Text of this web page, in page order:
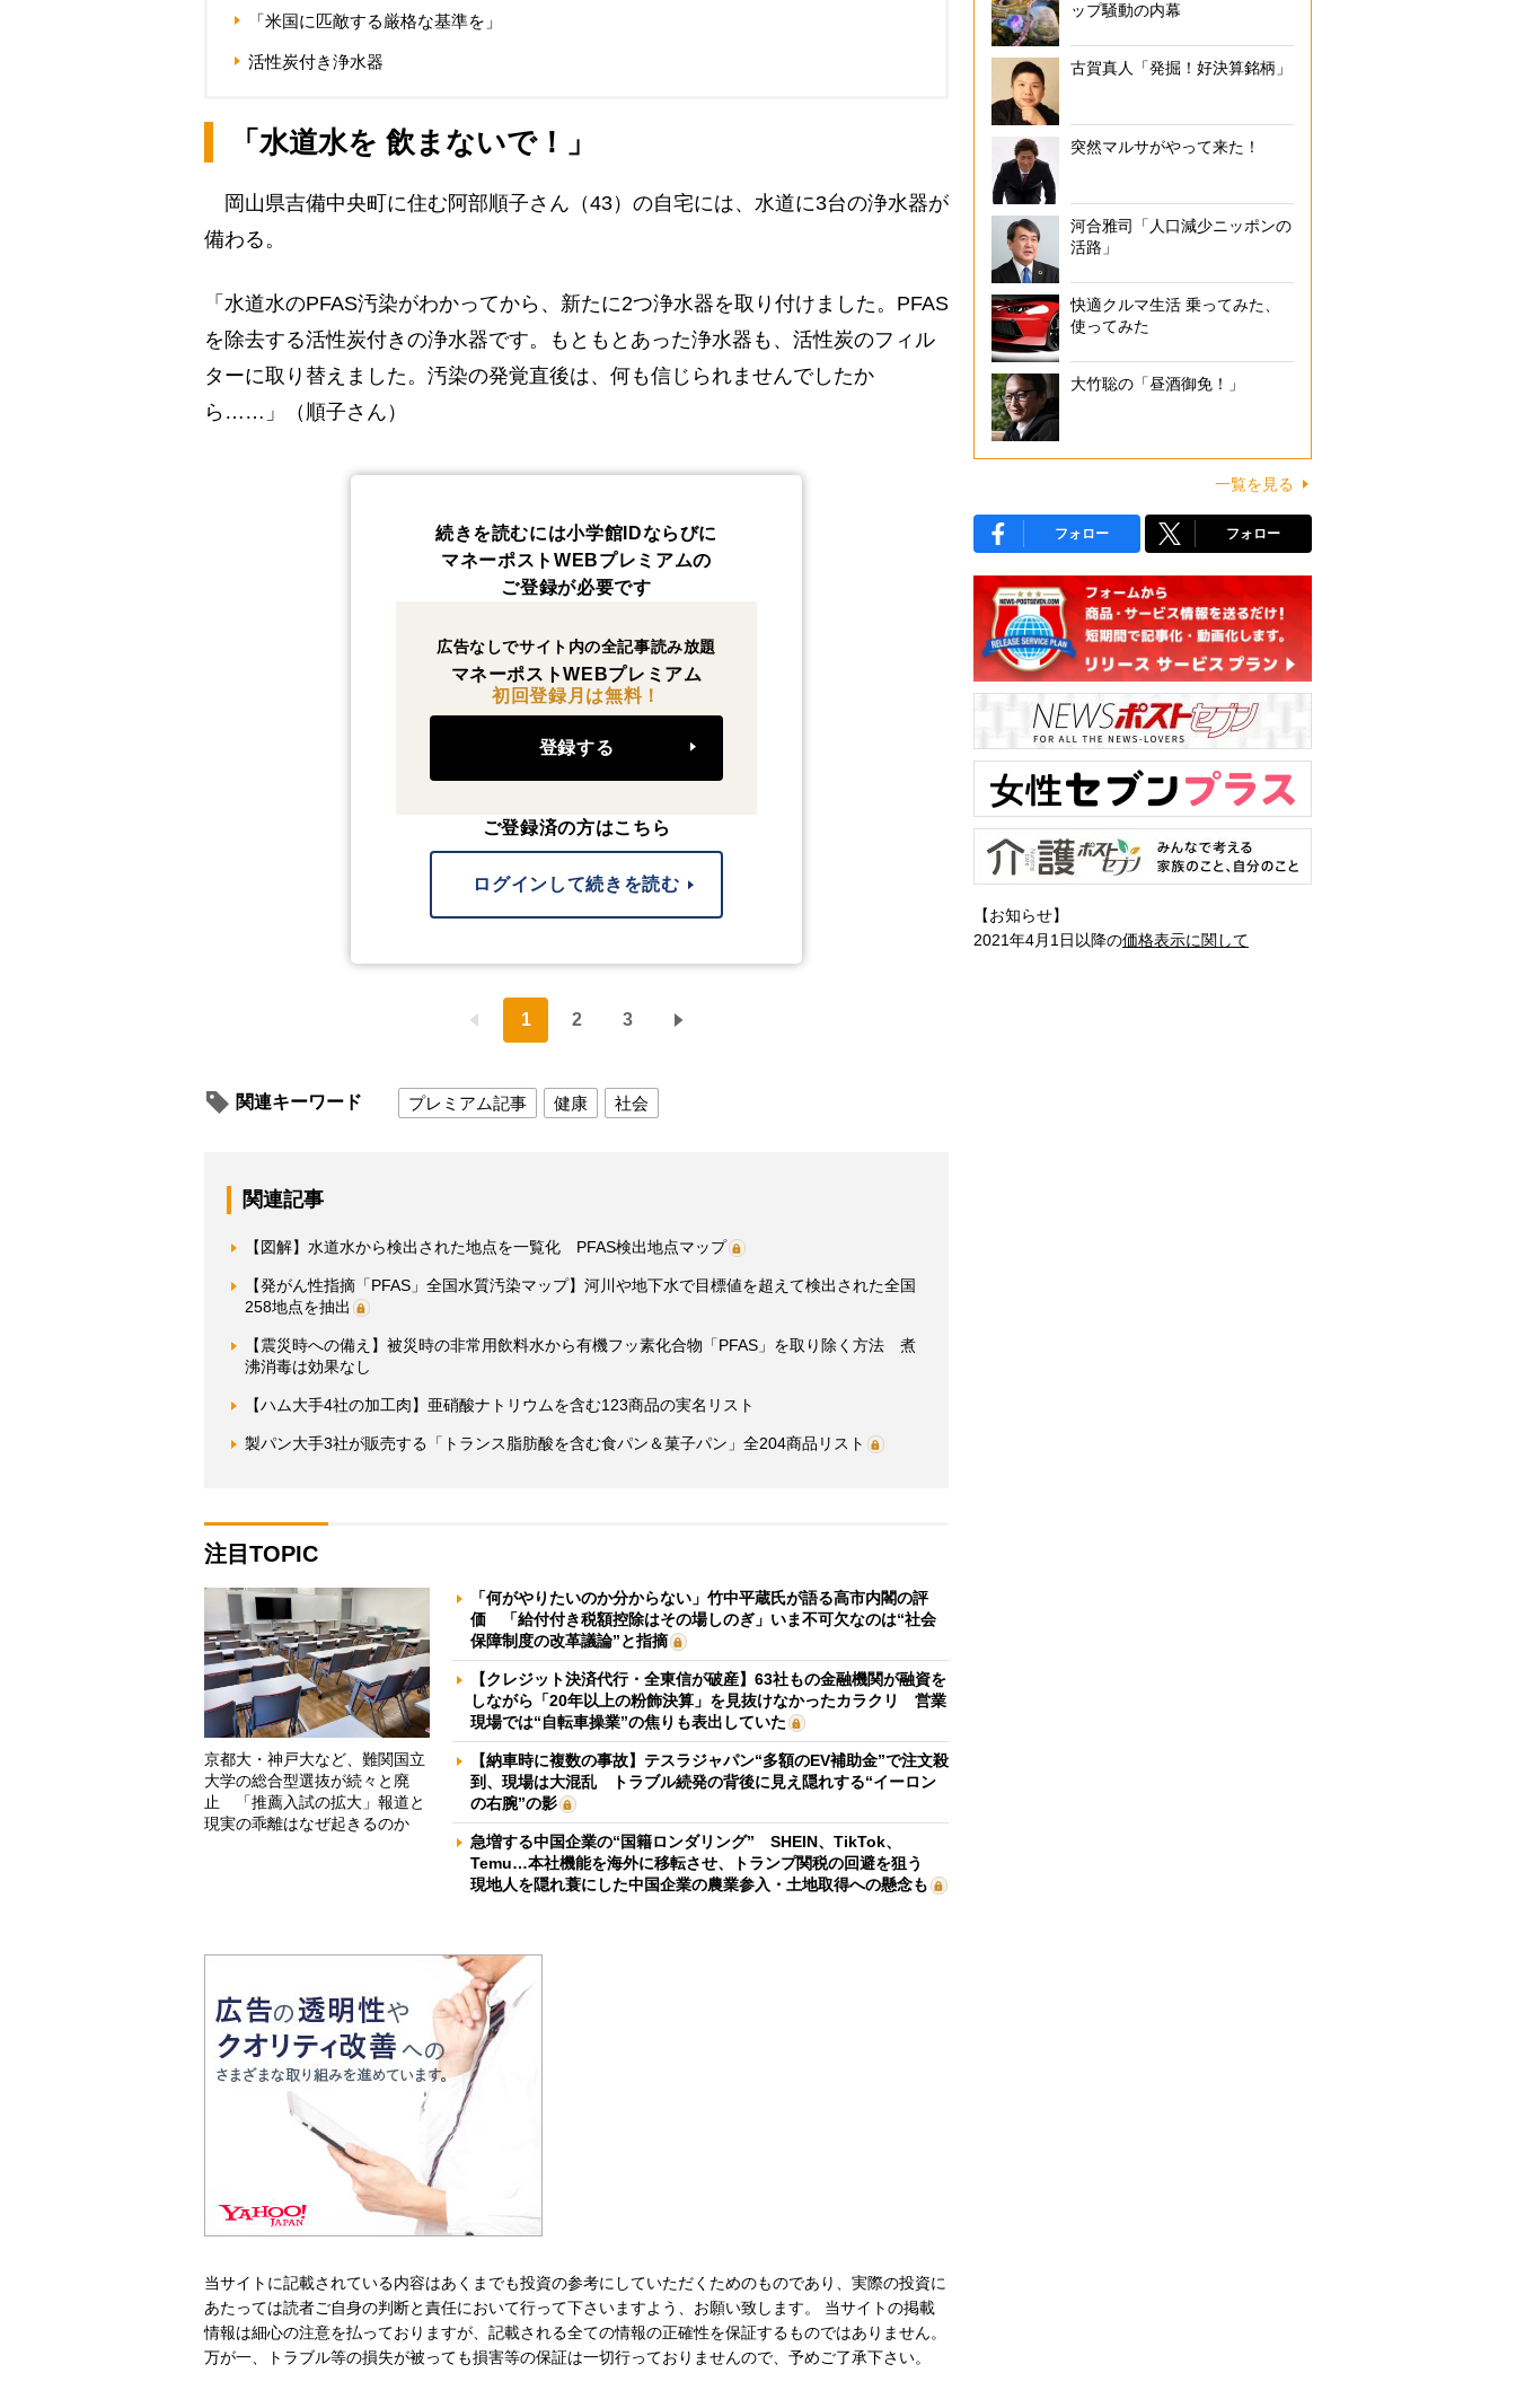
「米国に匹敵する厳格な基準を」
活性炭付き浄水器
「水道水を 飲まないで！」
岡山県吉備中央町に住む阿部順子さん（43）の自宅には、水道に3台の浄水器が
備わる。
「水道水のPFAS汚染がわかってから、新たに2つ浄水器を取り付けました。PFAS
を除去する活性炭付きの浄水器です。もともとあった浄水器も、活性炭のフィル
ターに取り替えました。汚染の発覚直後は、何も信じられませんでしたか
ら……」（順子さん）
続きを読むには小学館IDならびに
マネーポストWEBプレミアムの
ご登録が必要です
広告なしでサイト内の全記事読み放題
マネーポストWEBプレミアム
初回登録月は無料！
登録する
ご登録済の方はこちら
ログインして続きを読む
1 2 3
関連キーワード プレミアム記事 健康 社会
関連記事
【図解】水道水から検出された地点を一覧化 PFAS検出地点マップ
【発がん性指摘「PFAS」全国水質汚染マップ】河川や地下水で目標値を超えて検出された全国
258地点を抽出
【震災時への備え】被災時の非常用飲料水から有機フッ素化合物「PFAS」を取り除く方法 煮
沸消毒は効果なし
【ハム大手4社の加工肉】亜硝酸ナトリウムを含む123商品の実名リスト
製パン大手3社が販売する「トランス脂肪酸を含む食パン＆菓子パン」全204商品リスト
注目TOPIC
京都大・神戸大など、難関国立
大学の総合型選抜が続々と廃
止 「推薦入試の拡大」報道と
現実の乖離はなぜ起きるのか
「何がやりたいのか分からない」竹中平蔵氏が語る高市内閣の評
価 「給付付き税額控除はその場しのぎ」いま不可欠なのは“社会
保障制度の改革議論”と指摘
【クレジット決済代行・全東信が破産】63社もの金融機関が融資を
しながら「20年以上の粉飾決算」を見抜けなかったカラクリ 営業
現場では“自転車操業”の焦りも表出していた
【納車時に複数の事故】テスラジャパン“多額のEV補助金”で注文殺
到、現場は大混乱 トラブル続発の背後に見え隠れする“イーロン
の右腕”の影
急増する中国企業の“国籍ロンダリング” SHEIN、TikTok、
Temu…本社機能を海外に移転させ、トランプ関税の回避を狙う
現地人を隠れ蓑にした中国企業の農業参入・土地取得への懸念も
当サイトに記載されている内容はあくまでも投資の参考にしていただくためのものであり、実際の投資に
あたっては読者ご自身の判断と責任において行って下さいますよう、お願い致します。 当サイトの掲載
情報は細心の注意を払っておりますが、記載される全ての情報の正確性を保証するものではありません。
万が一、トラブル等の損失が被っても損害等の保証は一切行っておりませんので、予めご了承下さい。
ップ騒動の内幕
古賀真人「発掘！好決算銘柄」
突然マルサがやって来た！
河合雅司「人口減少ニッポンの
活路」
快適クルマ生活 乗ってみた、
使ってみた
大竹聡の「昼酒御免！」
一覧を見る
フォロー フォロー
【お知らせ】
2021年4月1日以降の価格表示に関して